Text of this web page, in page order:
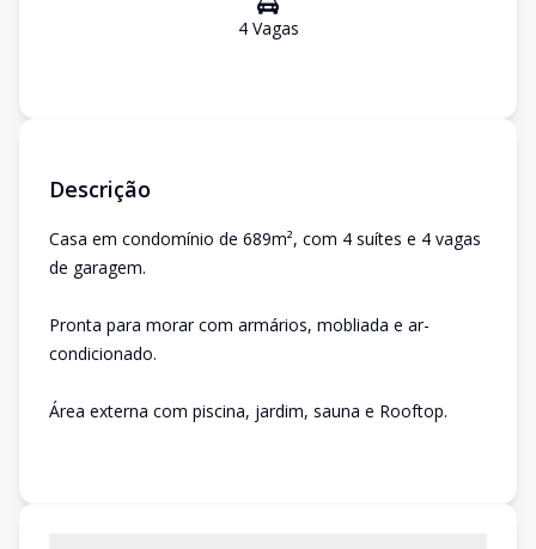
4Vagas
Descrição
Casa em condomínio de 689m², com 4 suítes e 4 vagas
de garagem.
Pronta para morar com armários, mobliada e ar-
condicionado.
Área externa com piscina, jardim, sauna e Rooftop.